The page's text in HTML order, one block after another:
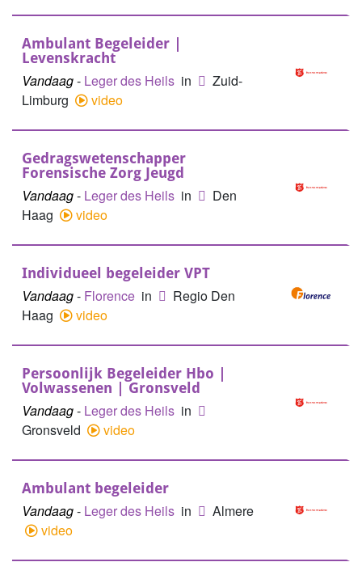
Ambulant Begeleider |
Levenskracht
Vandaag- Leger des Heils in
Zuid-
Limburg
video
Gedragswetenschapper
Forensische Zorg Jeugd
Vandaag- Leger des Heils in
Den
Haag
video
Individueel begeleider VPT
Vandaag- Florence in
Regio Den
Haag
video
Persoonlijk Begeleider Hbo |
Volwassenen | Gronsveld
Vandaag- Leger des Heils in
Gronsveld
video
Ambulant begeleider
Vandaag- Leger des Heils in
Almere
video